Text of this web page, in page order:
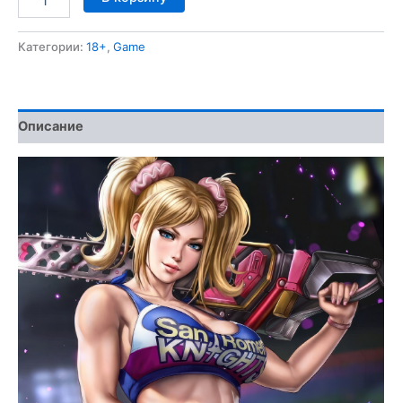
товара
3D
Категории: 18+, Game
Описание